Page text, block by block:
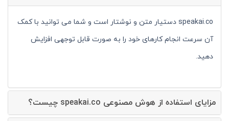
speakai.co دستیار متن و نوشتار است و شما می توانید با کمک
آن سرعت انجام کارهای خود را به صورت قابل توجهی افزایش
دهید.
مزایای استفاده از هوش مصنوعی speakai.co چیست؟